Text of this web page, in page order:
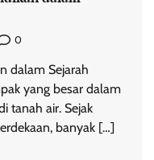
0
dalam Sejarah
yang besar dalam
tanah air. Sejak
banyak […]